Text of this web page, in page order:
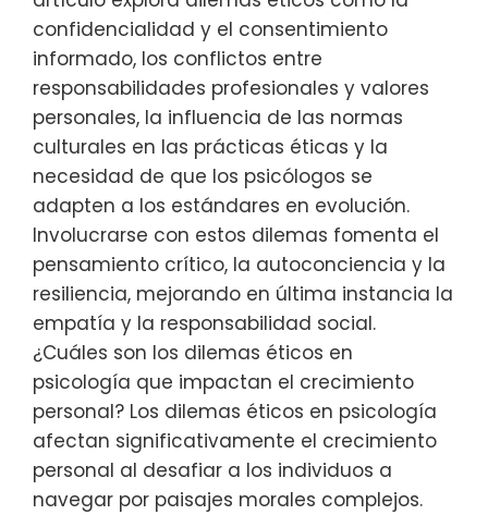
confidencialidad y el consentimiento
informado, los conflictos entre
responsabilidades profesionales y valores
personales, la influencia de las normas
culturales en las prácticas éticas y la
necesidad de que los psicólogos se
adapten a los estándares en evolución.
Involucrarse con estos dilemas fomenta el
pensamiento crítico, la autoconciencia y la
resiliencia, mejorando en última instancia la
empatía y la responsabilidad social.
¿Cuáles son los dilemas éticos en
psicología que impactan el crecimiento
personal? Los dilemas éticos en psicología
afectan significativamente el crecimiento
personal al desafiar a los individuos a
navegar por paisajes morales complejos.